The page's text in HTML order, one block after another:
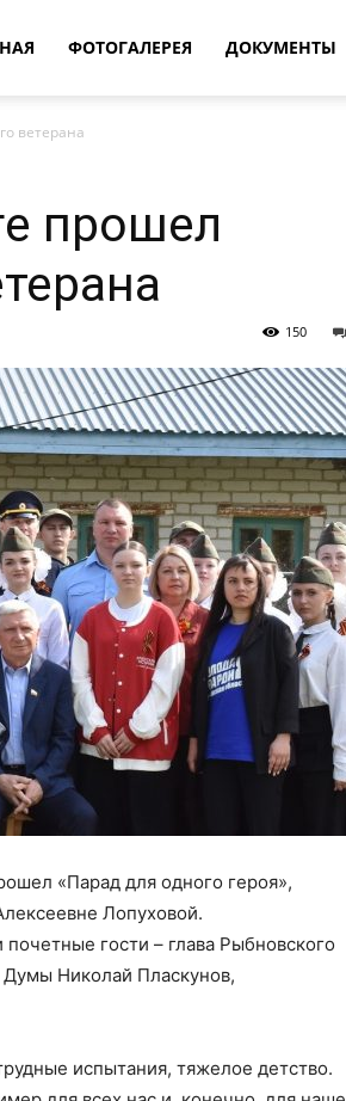
ФОТОГАЛЕРЕЯ ДОКУМЕНТЫ
ветерана
прошел
150
«Парад для одного героя»,
Лопуховой.
гости – глава Рыбновского
Думы Николай Пласкунов,
испытания, тяжелое детство.